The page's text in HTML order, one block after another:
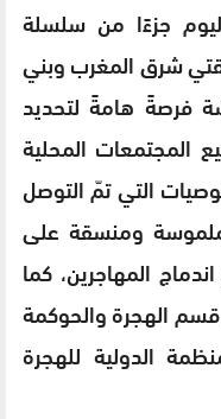
جزءًا من سلسلة
شرق المغرب وبني
فرصةً هامةً لتحديد
المجتمعات المحلية
التي تمّ التوصل
ملموسة ومنسقة على
المهاجرين، كما
الهجرة والحوكمة
الدولية للهجرة